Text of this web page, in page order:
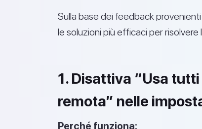
Sulla base dei feedback
le soluzioni più efficaci per risolvere
1. Disattiva “Usa
remota” nelle
Perché funziona: